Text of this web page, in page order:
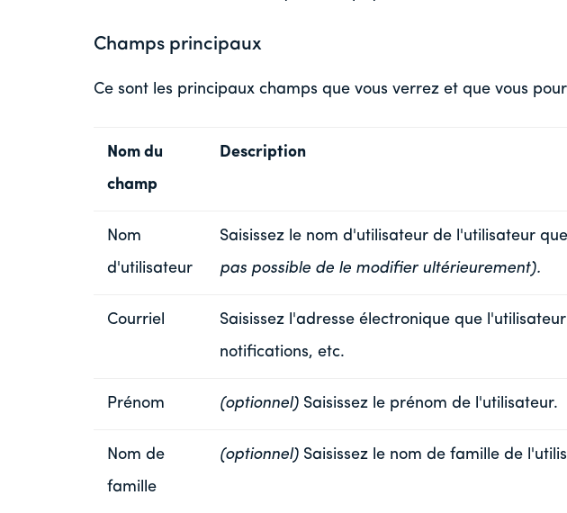
Champs principaux
Ce sont les principaux champs que vous verrez et que vous
Nom du
champ
Description
Nom
d'utilisateur
Saisissez le nom d'utilisateur de l'utilisateur
pas possible de le modifier ultérieurement).
Courriel
Saisissez l'adresse électronique que
notifications, etc.
Prénom (optionnel) Saisissez le prénom de l'utilisateur.
Nom de
famille
(optionnel) Saisissez le nom de famille de